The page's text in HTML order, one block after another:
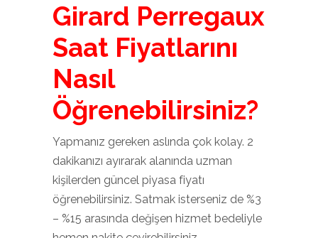
Girard Perregaux
Saat Fiyatlarını
Nasıl
Öğrenebilirsiniz?
Yapmanız gereken aslında çok kolay. 2
dakikanızı ayırarak alanında uzman
kişilerden güncel piyasa fiyatı
öğrenebilirsiniz. Satmak isterseniz de %3
– %15 arasında değişen hizmet bedeliyle